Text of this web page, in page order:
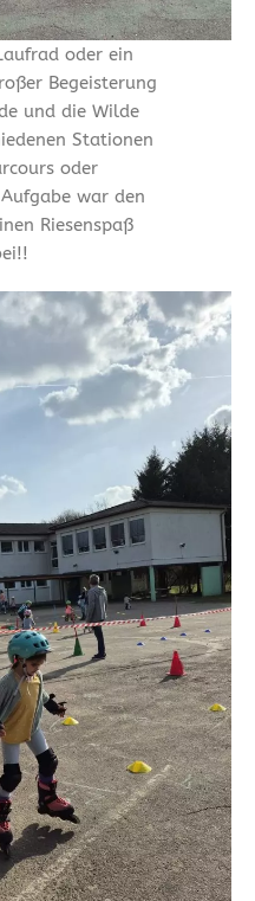
oder ein
Begeisterung
und die Wilde
Stationen
oder
war den
Riesenspaß